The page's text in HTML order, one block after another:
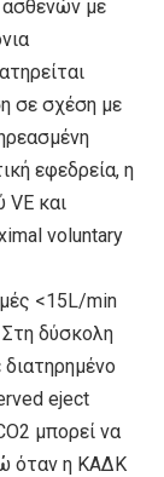
με
σε σχέση με
εφεδρεία, η
VE και
voluntary
<15L/min
δύσκολη
eject
μπορεί να
όταν η ΚΑΔΚ